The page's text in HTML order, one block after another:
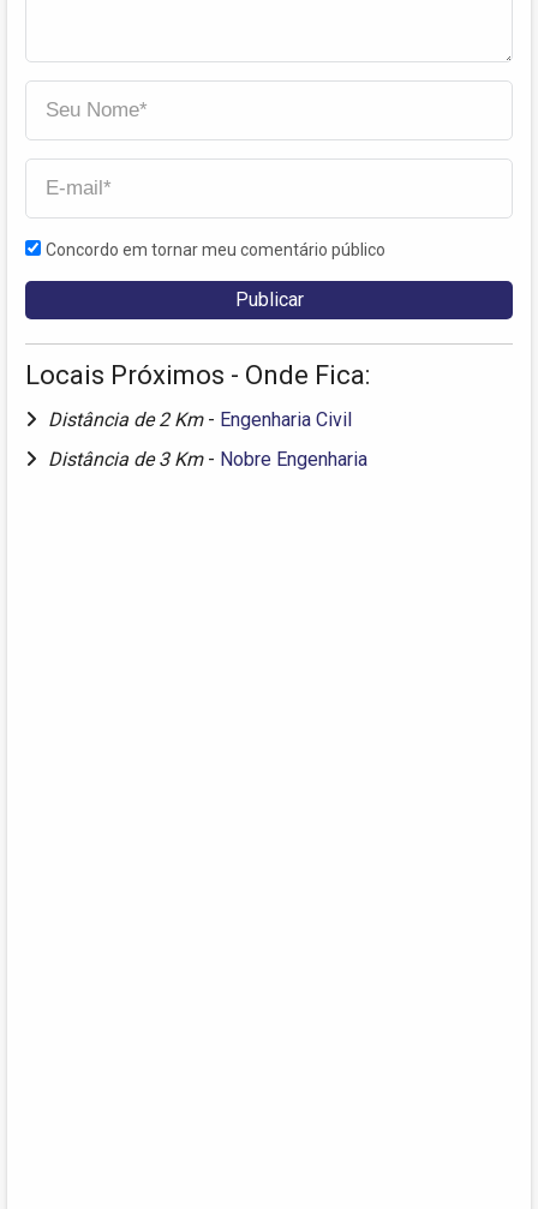
Concordo em tornar meu comentário público
Locais Próximos - Onde Fica:
Distância de 2 Km - Engenharia Civil
Distância de 3 Km - Nobre Engenharia